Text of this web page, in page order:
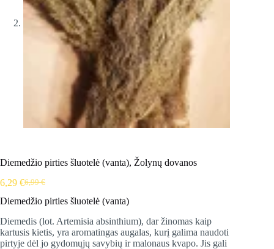
Diemedžio pirties šluotelė (vanta), Žolynų dovanos
6,99€
Original
price
6,99 €.
6,29 €Current
price
6,29 €.
Diemedžio pirties šluotelė (vanta)
Diemedis (lot. Artemisia absinthium), dar žinomas kaip
kartusis kietis, yra aromatingas augalas, kurį galima naudoti
pirtyje dėl jo gydomųjų savybių ir malonaus kvapo. Jis gali